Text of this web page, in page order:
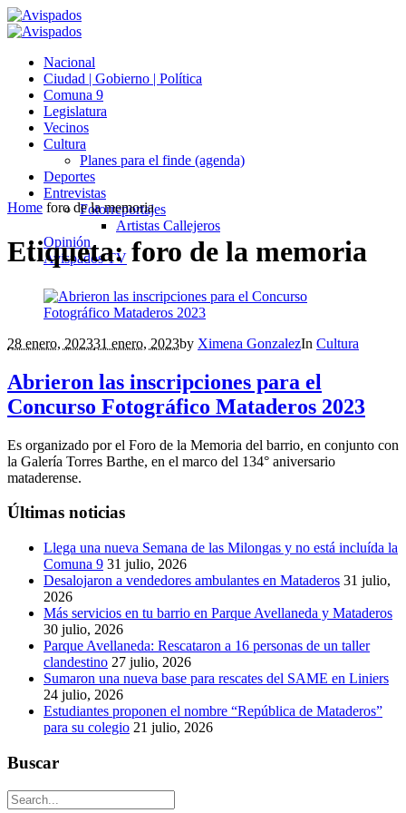
Nacional
Ciudad | Gobierno | Política
Comuna 9
Legislatura
Vecinos
Cultura
Planes para el finde (agenda)
Deportes
Entrevistas
Fotorreportajes
Artistas Callejeros
Opinión
Avispados TV
Home foro de la memoria
Etiqueta:foro de la memoria
28 enero, 202331 enero, 2023by Ximena GonzalezIn Cultura
Abrieron las inscripciones para el
Concurso Fotográfico Mataderos 2023
Es organizado por el Foro de la Memoria del barrio, en conjunto con
la Galería Torres Barthe, en el marco del 134° aniversario
mataderense.
Últimas noticias
Llega una nueva Semana de las Milongas y no está incluída la
Comuna 9 31 julio, 2026
Desalojaron a vendedores ambulantes en Mataderos 31 julio,
2026
Más servicios en tu barrio en Parque Avellaneda y Mataderos
30 julio, 2026
Parque Avellaneda: Rescataron a 16 personas de un taller
clandestino 27 julio, 2026
Sumaron una nueva base para rescates del SAME en Liniers
24 julio, 2026
Estudiantes proponen el nombre “República de Mataderos”
para su colegio 21 julio, 2026
Buscar